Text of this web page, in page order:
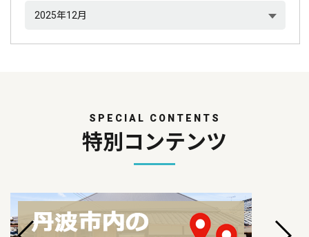
SPECIAL CONTENTS
特別コンテンツ